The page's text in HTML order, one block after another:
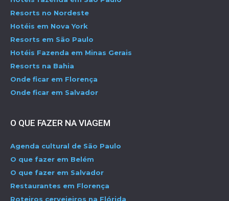
Resorts no Nordeste
Hotéis em Nova York
Resorts em São Paulo
Hotéis Fazenda em Minas Gerais
Resorts na Bahia
Onde ficar em Florença
Onde ficar em Salvador
O QUE FAZER NA VIAGEM
Agenda cultural de São Paulo
O que fazer em Belém
O que fazer em Salvador
Restaurantes em Florença
Roteiros cervejeiros na Flórida